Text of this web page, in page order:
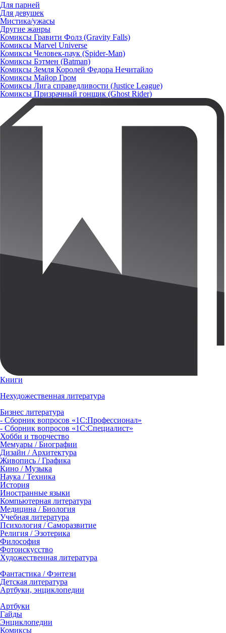
Для парней
Для девушек
Мистика/ужасы
Другие жанры
Комиксы Гравити Фолз (Gravity Falls)
Комиксы Marvel Universe
Комиксы Человек-паук (Spider-Man)
Комиксы Бэтмен (Batman)
Комиксы Земля Королей Федора Нечитайло
Комиксы Майор Гром
Комиксы Лига справедливости (Justice League)
Комиксы Призрачный гонщик (Ghost Rider)
Книги
Нехудожественная литература
Бизнес литература
- Сборник вопросов «1С:Профессионал»
- Сборник вопросов «1С:Специалист»
Хобби и творчество
Мемуары / Биографии
Дизайн / Архитектура
Живопись / Графика
Кино / Музыка
Наука / Техника
История
Иностранные языки
Компьютерная литература
Медицина / Биология
Учебная литература
Психология / Саморазвитие
Религия / Эзотерика
Философия
Фотоискусство
Художественная литература
Фантастика / Фэнтези
Детская литература
Артбуки, энциклопедии
Артбуки
Гайды
Энциклопедии
Комиксы